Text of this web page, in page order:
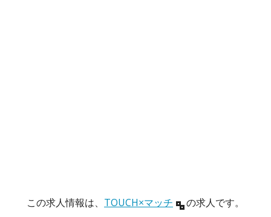
この求人情報は、 TOUCH×マッチ の求人です。